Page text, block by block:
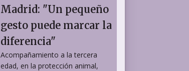
Madrid: "Un pequeño
gesto puede marcar la
diferencia"
Acompañamiento a la tercera
edad, en la protección animal,